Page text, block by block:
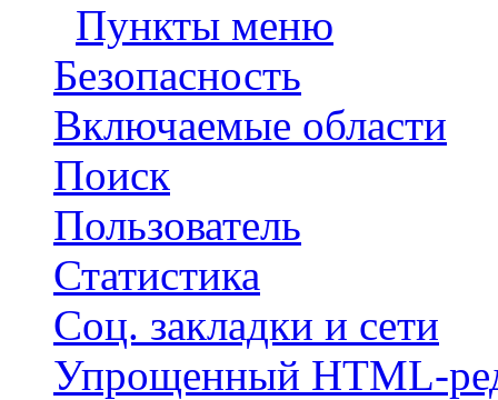
Пункты меню
Безопасность
Включаемые области
Поиск
Пользователь
Статистика
Соц. закладки и сети
Упрощенный HTML-